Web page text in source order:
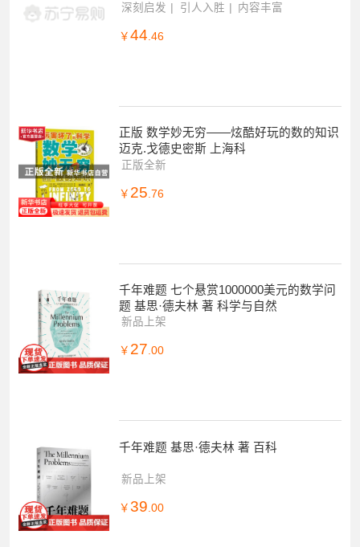
深刻启发 引人入胜 内容丰富
￥ 44 .46
正版 数学妙无穷——炫酷好玩的数的知识
迈克.戈德史密斯 上海科
正版全新
￥ 25 .76
千年难题 七个悬赏1000000美元的数学问
题 基思·德夫林 著 科学与自然
新品上架
￥ 27.00
千年难题 基思·德夫林 著 百科
新品上架
￥ 39 .00